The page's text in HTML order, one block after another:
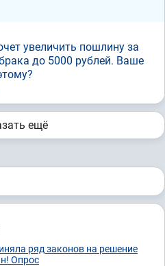
увеличить пошлину за
до 5000 рублей. Ваше
ещё
ряд законов на решение
Опрос